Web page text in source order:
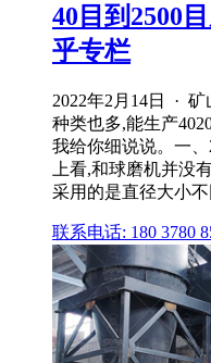
40目到2500
乎专栏
2022年2月14日 ·
种类也多,能生产
我给你细说说。一
上看,和球磨机并没
采用的是直径大小不
联系电话: 180 3780